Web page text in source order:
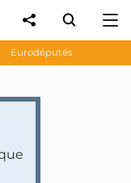
Eurodéputés